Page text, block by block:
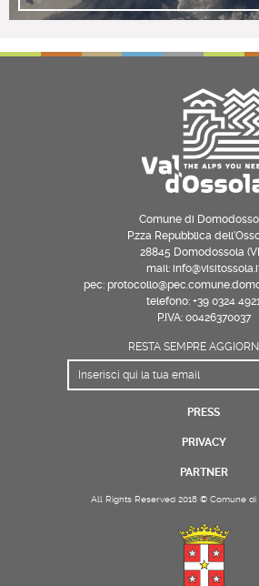
Comune di
P.zza Repubblica
28845 Domodossola
mail:
pec:
telefono: +39 0324
P.IVA: 00426370037
RESTA SEMPRE
PRESS
PRIVACY
PARTNER
All Rights Reserved 2018 © Comune di